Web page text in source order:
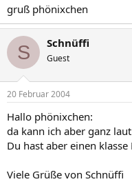
gruß phönixchen
S Schnüffi
Guest
20 Februar 2004
Hallo phönixchen:
da kann ich aber ganz
Du hast aber einen
Viele Grüße von Schnüffi